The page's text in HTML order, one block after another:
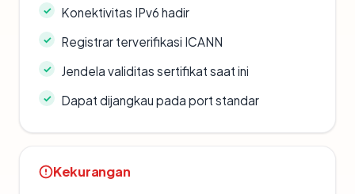
Konektivitas IPv6 hadir
Registrar terverifikasi ICANN
Jendela validitas sertifikat saat ini
Dapat dijangkau pada port standar
Kekurangan